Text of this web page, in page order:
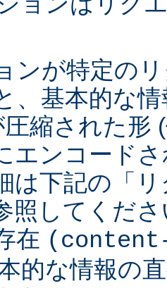
ンが特定の
、基本的な
圧縮された形
エンコード
は下記の「
照してくだ
在
的な情報の